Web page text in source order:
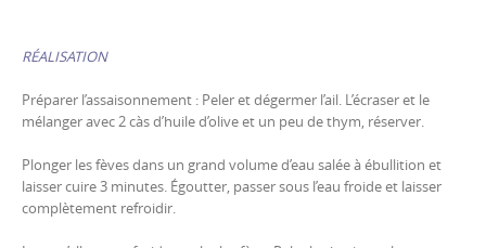
RÉALISATION
Préparer l’assaisonnement : Peler et dégermer l’ail. L’écraser et le
mélanger avec 2 càs d’huile d’olive et un peu de thym, réserver.
Plonger les fèves dans un grand volume d’eau salée à ébullition et
laisser cuire 3 minutes. Égoutter, passer sous l’eau froide et laisser
complètement refroidir.